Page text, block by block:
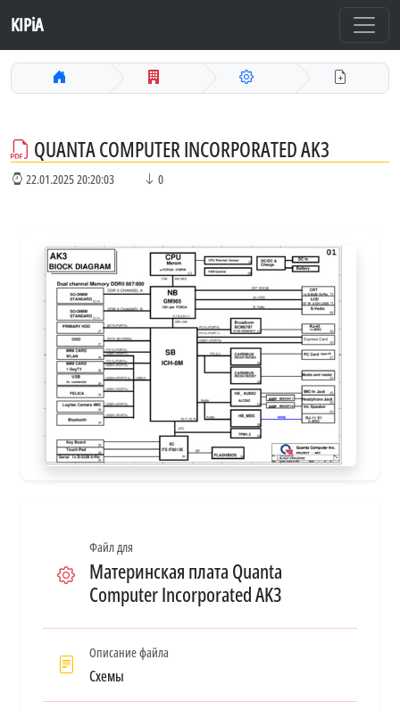
KIPiA
QUANTA COMPUTER INCORPORATED AK3
22.01.2025 20:20:03 0
Файл для
Материнская плата Quanta
Computer Incorporated AK3
Описание файла
Схемы